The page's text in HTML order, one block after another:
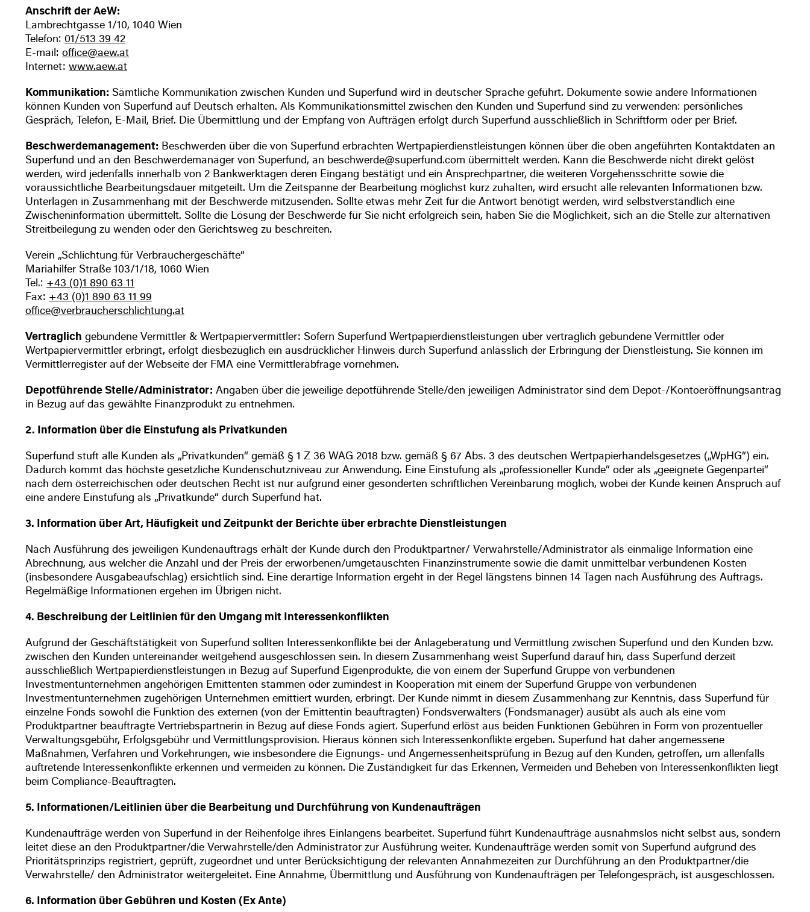
Anschrift der AeW:
Lambrechtgasse 1/10, 1040 Wien
Telefon: 01/513 39 42
E-mail: office@aew.at
Internet: www.aew.at
Kommunikation: Sämtliche Kommunikation zwischen Kunden und Superfund wird in deutscher Sprache geführt. Dokumente sowie andere Informationen
können Kunden von Superfund auf Deutsch erhalten. Als Kommunikationsmittel zwischen den Kunden und Superfund sind zu verwenden: persönliches
Gespräch, Telefon, E-Mail, Brief. Die Übermittlung und der Empfang von Aufträgen erfolgt durch Superfund ausschließlich in Schriftform oder per Brief.
Beschwerdemanagement: Beschwerden über die von Superfund erbrachten Wertpapierdienstleistungen können über die oben angeführten Kontaktdaten an
Superfund und an den Beschwerdemanager von Superfund, an beschwerde@superfund.com übermittelt werden. Kann die Beschwerde nicht direkt gelöst
werden, wird jedenfalls innerhalb von 2 Bankwerktagen deren Eingang bestätigt und ein Ansprechpartner, die weiteren Vorgehensschritte sowie die
voraussichtliche Bearbeitungsdauer mitgeteilt. Um die Zeitspanne der Bearbeitung möglichst kurz zuhalten, wird ersucht alle relevanten Informationen bzw.
Unterlagen in Zusammenhang mit der Beschwerde mitzusenden. Sollte etwas mehr Zeit für die Antwort benötigt werden, wird selbstverständlich eine
Zwischeninformation übermittelt. Sollte die Lösung der Beschwerde für Sie nicht erfolgreich sein, haben Sie die Möglichkeit, sich an die Stelle zur alternativen
Streitbeilegung zu wenden oder den Gerichtsweg zu beschreiten.
Verein „Schlichtung für Verbrauchergeschäfte“
Mariahilfer Straße 103/1/18, 1060 Wien
Tel.: +43 (0)1 890 63 11
Fax: +43 (0)1 890 63 11 99
office@verbraucherschlichtung.at
Vertraglich gebundene Vermittler & Wertpapiervermittler: Sofern Superfund Wertpapierdienstleistungen über vertraglich gebundene Vermittler oder
Wertpapiervermittler erbringt, erfolgt diesbezüglich ein ausdrücklicher Hinweis durch Superfund anlässlich der Erbringung der Dienstleistung. Sie können im
Vermittlerregister auf der Webseite der FMA eine Vermittlerabfrage vornehmen.
Depotführende Stelle/Administrator: Angaben über die jeweilige depotführende Stelle/den jeweiligen Administrator sind dem Depot-/Kontoeröffnungsantrag
in Bezug auf das gewählte Finanzprodukt zu entnehmen.
2. Information über die Einstufung als Privatkunden
Superfund stuft alle Kunden als „Privatkunden“ gemäß § 1 Z 36 WAG 2018 bzw. gemäß § 67 Abs. 3 des deutschen Wertpapierhandelsgesetzes („WpHG“) ein.
Dadurch kommt das höchste gesetzliche Kundenschutzniveau zur Anwendung. Eine Einstufung als „professioneller Kunde“ oder als „geeignete Gegenpartei“
nach dem österreichischen oder deutschen Recht ist nur aufgrund einer gesonderten schriftlichen Vereinbarung möglich, wobei der Kunde keinen Anspruch auf
eine andere Einstufung als „Privatkunde“ durch Superfund hat.
3. Information über Art, Häufigkeit und Zeitpunkt der Berichte über erbrachte Dienstleistungen
Nach Ausführung des jeweiligen Kundenauftrags erhält der Kunde durch den Produktpartner/ Verwahrstelle/Administrator als einmalige Information eine
Abrechnung, aus welcher die Anzahl und der Preis der erworbenen/umgetauschten Finanzinstrumente sowie die damit unmittelbar verbundenen Kosten
(insbesondere Ausgabeaufschlag) ersichtlich sind. Eine derartige Information ergeht in der Regel längstens binnen 14 Tagen nach Ausführung des Auftrags.
Regelmäßige Informationen ergehen im Übrigen nicht.
4. Beschreibung der Leitlinien für den Umgang mit Interessenkonflikten
Aufgrund der Geschäftstätigkeit von Superfund sollten Interessenkonflikte bei der Anlageberatung und Vermittlung zwischen Superfund und den Kunden bzw.
zwischen den Kunden untereinander weitgehend ausgeschlossen sein. In diesem Zusammenhang weist Superfund darauf hin, dass Superfund derzeit
ausschließlich Wertpapierdienstleistungen in Bezug auf Superfund Eigenprodukte, die von einem der Superfund Gruppe von verbundenen
Investmentunternehmen angehörigen Emittenten stammen oder zumindest in Kooperation mit einem der Superfund Gruppe von verbundenen
Investmentunternehmen zugehörigen Unternehmen emittiert wurden, erbringt. Der Kunde nimmt in diesem Zusammenhang zur Kenntnis, dass Superfund für
einzelne Fonds sowohl die Funktion des externen (von der Emittentin beauftragten) Fondsverwalters (Fondsmanager) ausübt als auch als eine vom
Produktpartner beauftragte Vertriebspartnerin in Bezug auf diese Fonds agiert. Superfund erlöst aus beiden Funktionen Gebühren in Form von prozentueller
Verwaltungsgebühr, Erfolgsgebühr und Vermittlungsprovision. Hieraus können sich Interessenkonflikte ergeben. Superfund hat daher angemessene
Maßnahmen, Verfahren und Vorkehrungen, wie insbesondere die Eignungs- und Angemessenheitsprüfung in Bezug auf den Kunden, getroffen, um allenfalls
auftretende Interessenkonflikte erkennen und vermeiden zu können. Die Zuständigkeit für das Erkennen, Vermeiden und Beheben von Interessenkonflikten liegt
beim Compliance-Beauftragten.
5. Informationen/Leitlinien über die Bearbeitung und Durchführung von Kundenaufträgen
Kundenaufträge werden von Superfund in der Reihenfolge ihres Einlangens bearbeitet. Superfund führt Kundenaufträge ausnahmslos nicht selbst aus, sondern
leitet diese an den Produktpartner/die Verwahrstelle/den Administrator zur Ausführung weiter. Kundenaufträge werden somit von Superfund aufgrund des
Prioritätsprinzips registriert, geprüft, zugeordnet und unter Berücksichtigung der relevanten Annahmezeiten zur Durchführung an den Produktpartner/die
Verwahrstelle/ den Administrator weitergeleitet. Eine Annahme, Übermittlung und Ausführung von Kundenaufträgen per Telefongespräch, ist ausgeschlossen.
6. Information über Gebühren und Kosten (Ex Ante)